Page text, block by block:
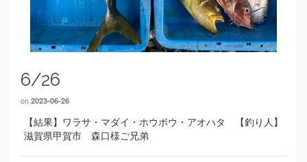
6/26
on 2023-06-26
【結果】ワラサ・マダイ・ホウボウ・アオハタ 【釣り人】
滋賀県甲賀市 森口様ご兄弟